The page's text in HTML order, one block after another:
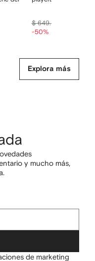
$ 649.571
-50%
Explora más
y mucho más,
de marketing